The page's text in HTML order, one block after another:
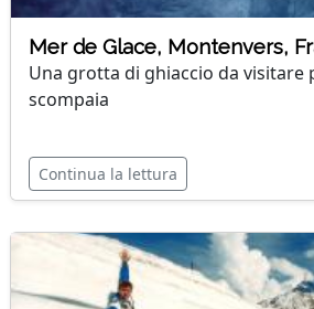
Mer de Glace, Montenvers,
Una grotta di ghiaccio da visitare
scompaia
Continua la lettura